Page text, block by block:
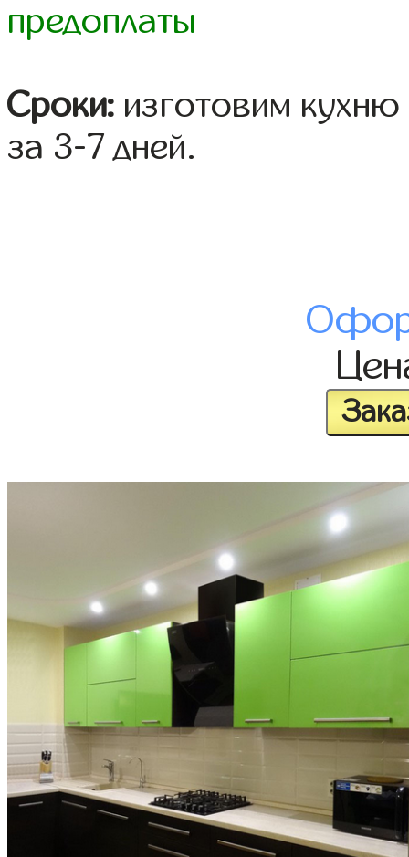
предоплаты
Сроки: изготовим
за 3-7 дней.